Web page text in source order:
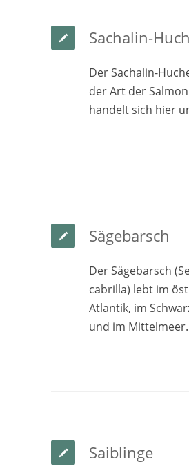
Sachalin-
Der Sachalin-
der Art der
handelt sich hier
Sägebarsch
Der Sägebarsch
cabrilla) lebt im
Atlantik, im
und im Mittelmeer.
Saiblinge